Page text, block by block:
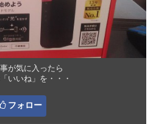
が気に入ったら
いいね」を・・・
フォロー